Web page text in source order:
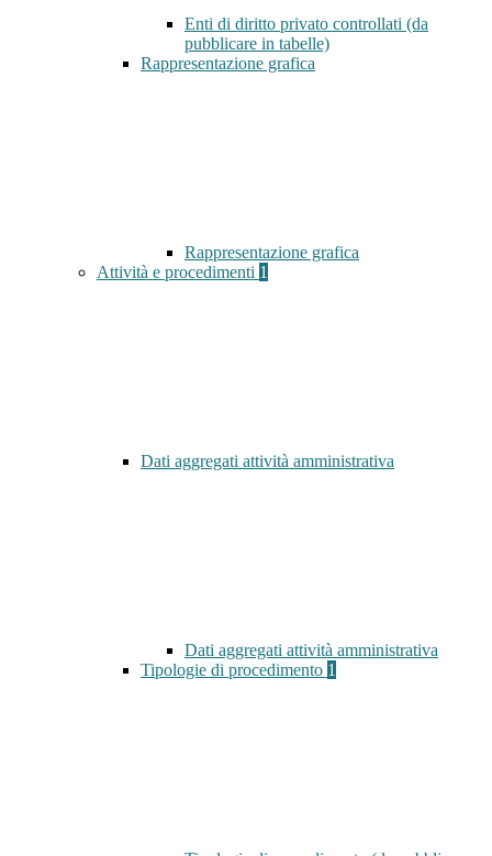
Enti di diritto privato controllati (da
pubblicare in tabelle)
Rappresentazione grafica
Rappresentazione grafica
Attività e procedimenti 1
Dati aggregati attività amministrativa
Dati aggregati attività amministrativa
Tipologie di procedimento 1